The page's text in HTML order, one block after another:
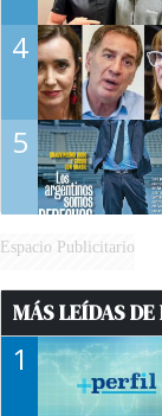
4
5
Espacio Publicitario
MÁS LEÍDAS DE
1